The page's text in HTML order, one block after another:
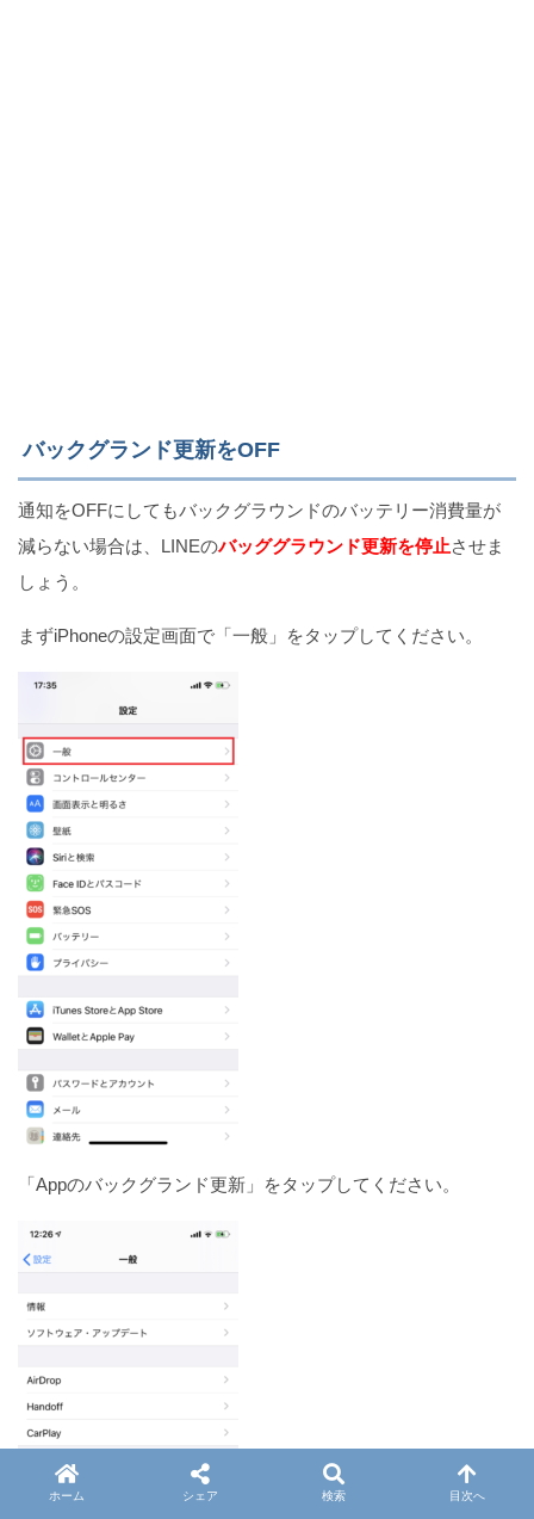
バックグランド更新をOFF
通知をOFFにしてもバックグラウンドのバッテリー消費量が
減らない場合は、LINEのバッググラウンド更新を停止させま
しょう。
まずiPhoneの設定画面で「一般」をタップしてください。
「Appのバックグランド更新」をタップしてください。
ホーム シェア 検索 目次へ